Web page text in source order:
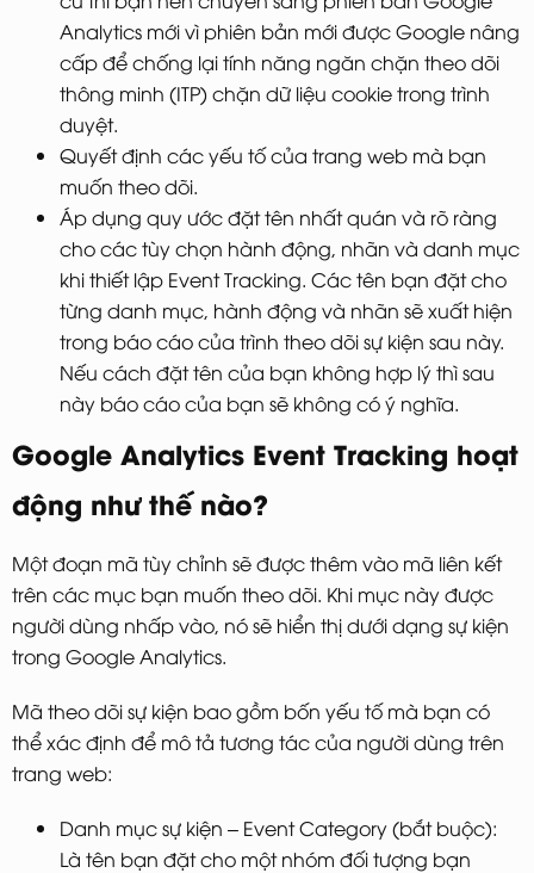
Analytics mới vì phiên bản mới được Google nâng
cấp để chống lại tính năng ngăn chặn theo dõi
thông minh (ITP) chặn dữ liệu cookie trong trình
duyệt.
Quyết định các yếu tố của trang web mà bạn
muốn theo dõi.
Áp dụng quy ước đặt tên nhất quán và rõ ràng
cho các tùy chọn hành động, nhãn và danh mục
khi thiết lập Event Tracking. Các tên bạn đặt cho
từng danh mục, hành động và nhãn sẽ xuất hiện
trong báo cáo của trình theo dõi sự kiện sau này.
Nếu cách đặt tên của bạn không hợp lý thì sau
này báo cáo của bạn sẽ không có ý nghĩa.
Google Analytics Event Tracking hoạt
động như thế nào?
Một đoạn mã tùy chỉnh sẽ được thêm vào mã liên kết
trên các mục bạn muốn theo dõi. Khi mục này được
người dùng nhấp vào, nó sẽ hiển thị dưới dạng sự kiện
trong Google Analytics.
Mã theo dõi sự kiện bao gồm bốn yếu tố mà bạn có
thể xác định để mô tả tương tác của người dùng trên
trang web:
Danh mục sự kiện – Event Category (bắt buộc):
Là tên bạn đặt cho một nhóm đối tượng bạn